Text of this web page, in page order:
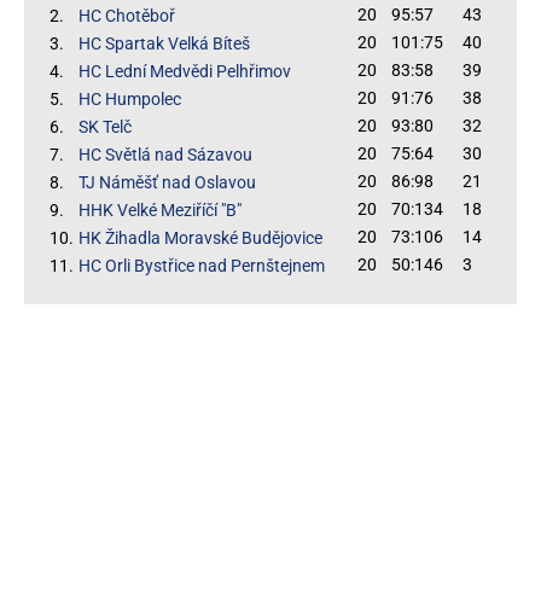
2.
HC Chotěboř 20 95:57
43
3.
HC Spartak Velká Bíteš 20 101:75
40
4.
HC Lední Medvědi Pelhřimov 20 83:58
39
5.
HC Humpolec 20 91:76
38
6.
SK Telč 20 93:80
32
7.
HC Světlá nad Sázavou 20 75:64
30
8.
TJ Náměšť nad Oslavou 20 86:98
21
9.
HHK Velké Meziříčí "B" 20 70:134
18
10. HK Žihadla Moravské Budějovice 20 73:106
14
11. HC Orli Bystřice nad Pernštejnem 20 50:146 3